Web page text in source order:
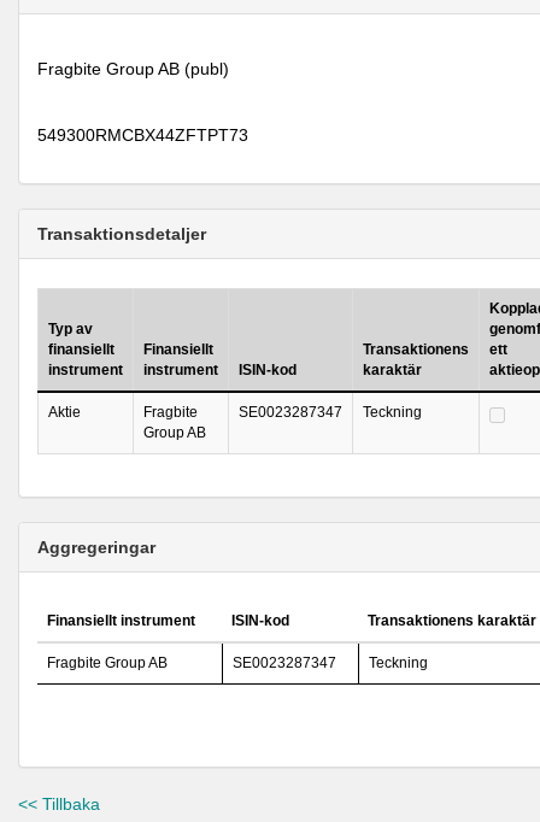
Fragbite Group AB (publ)
549300RMCBX44ZFTPT73
Transaktionsdetaljer
Typ av
finansiellt
instrument
Finansiellt
instrument
ISIN-kod
Transaktionens
karaktär
ett
Aktie
Fragbite
Group AB
SE0023287347 Teckning
Aggregeringar
Finansiellt instrument ISIN-kod Transaktionens karaktär
Fragbite Group AB SE0023287347 Teckning
<< Tillbaka